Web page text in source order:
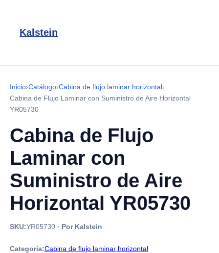
Kalstein
Inicio›Catálogo›Cabina de flujo laminar horizontal›
Cabina de Flujo Laminar con Suministro de Aire Horizontal
YR05730
Cabina de Flujo
Laminar con
Suministro de Aire
Horizontal YR05730
SKU:YR05730 · Por Kalstein
Categoría:Cabina de flujo laminar horizontal